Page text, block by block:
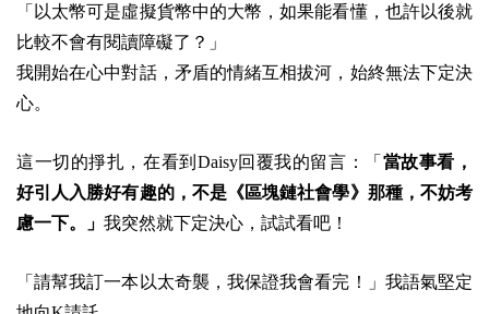
「以太幣可是虛擬貨幣中的大幣，如果能看懂，也許以後就
比較不會有閱讀障礙了？」
我開始在心中對話，矛盾的情緒互相拔河，始終無法下定決
心。
這一切的掙扎，在看到Daisy回覆我的留言：「 當故事看，
好引人入勝好有趣的，不是《區塊鏈社會學》那種，不妨考
慮一下。」 我突然就下定決心，試試看吧！
「請幫我訂一本以太奇襲，我保證我會看完！」我語氣堅定